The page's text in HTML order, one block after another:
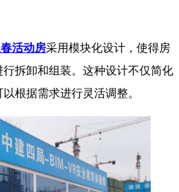
活动房采用模块化设计，使得房
拆卸和组装。这种设计不仅简化
根据需求进行灵活调整。